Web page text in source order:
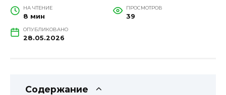
НА ЧТЕНИЕ
8 мин
ПРОСМОТРОВ
39
ОПУБЛИКОВАНО
28.05.2026
Содержание